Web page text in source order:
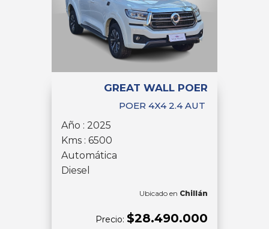
GREAT WALL POER
POER 4X4 2.4 AUT
Año : 2025
Kms : 6500
Automática
Diesel
Ubicado en Chillán
Precio: $28.490.000